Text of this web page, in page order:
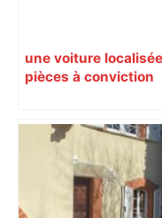
une voiture
pièces à conviction